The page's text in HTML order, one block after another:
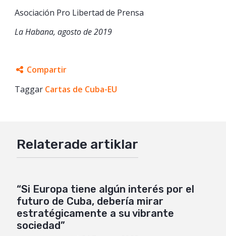
Asociación Pro Libertad de Prensa
La Habana, agosto de 2019
Compartir
Facebook
Mail
Taggar Cartas de Cuba-EU
Relaterade artiklar
“Si Europa tiene algún interés por el
futuro de Cuba, debería mirar
estratégicamente a su vibrante
sociedad”